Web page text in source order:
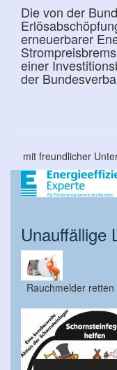
Die von der
erneuerbarer
einer
der
mit freundlicher
Unauffällige
Rauchmelder retten